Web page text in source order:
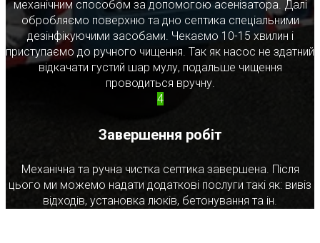
механічним способом за допомогою асенізатора. Далі
обробляємо поверхню та дно септика спеціальними
дезінфікуючими засобами. Чекаємо 10-15 хвилин і
приступаємо до ручного чищення. Так як насос не здатний
відкачати густий шар мулу, подальше чищення
проводиться вручну.
4
Завершення робіт
Механічна та ручна чистка септика завершена. Після
цього ми можемо надати додаткові послуги такі як: вивіз
відходів, установка люків, бетонування та ін.